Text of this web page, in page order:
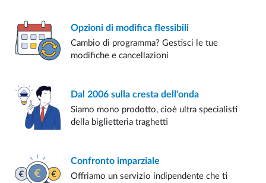
Opzioni di modificaflessibili
Cambio di programma? Gestisci le tue
modifiche e cancellazioni
Dal 2006sulla cresta dell'onda
Siamo mono prodotto, cioè ultra specialisti
della biglietteria traghetti
Confrontoimparziale
Offriamo un servizio indipendente che ti